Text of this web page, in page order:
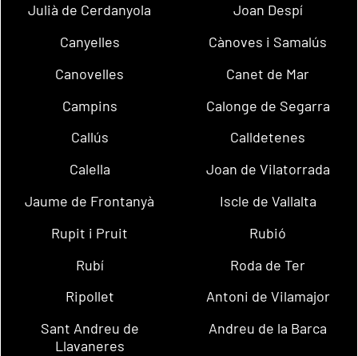
Julià de Cerdanyola
Joan Despí
Canyelles
Cànoves i Samalús
Canovelles
Canet de Mar
Campins
Calonge de Segarra
Callús
Calldetenes
Calella
Joan de Vilatorrada
Jaume de Frontanyà
Iscle de Vallalta
Rupit i Pruit
Rubió
Rubí
Roda de Ter
Ripollet
Antoni de Vilamajor
Sant Andreu de
Llavaneres
Andreu de la Barca